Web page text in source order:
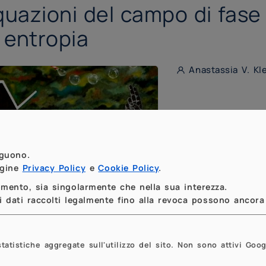
del campo di
Anastassia V.
Privacy Policy eCookie Policy.
sia singolarmente che nella sua interezza.
raccolti legalmente fino alla revoca possono
aggregate sull'utilizzo del sito. Non sono attivi